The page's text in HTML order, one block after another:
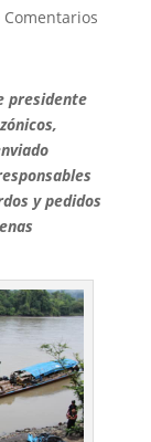
Comentarios
presidente
y pedidos